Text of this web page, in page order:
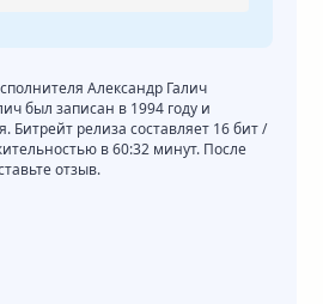
Александр Галич
был записан в 1994 году и
Битрейт релиза составляет 16 бит /
в 60:32 минут. После
отзыв.